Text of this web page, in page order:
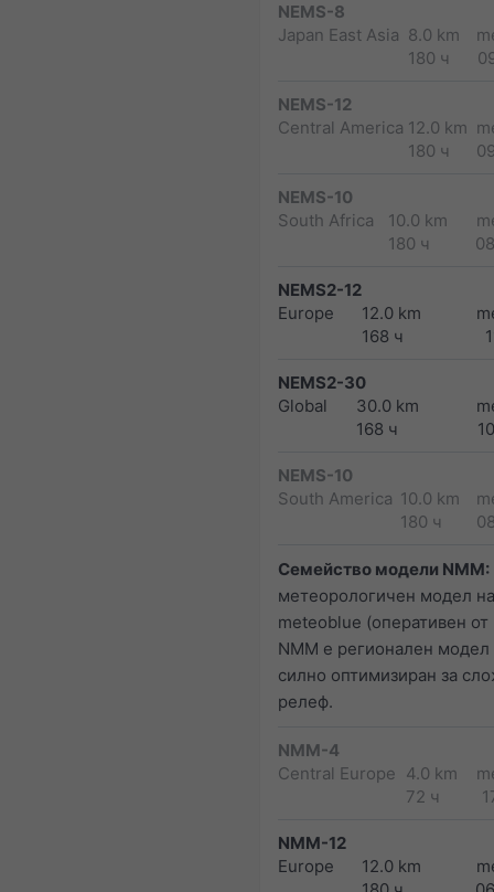
NEMS-8
Japan East Asia 8.0 km
180 ч
NEMS-12
Central America 12.0 km
180 ч
NEMS-10
South Africa
10.0 km
180 ч
NEMS2-12
Europe
12.0 km
168 ч
NEMS2-30
Global
30.0 km
168 ч
NEMS-10
South America 10.0 km
180 ч
Семейство модели NMM:
метеорологичен модел на
meteoblue (оперативен от
NMM е регионален модел
силно оптимизиран за
релеф.
NMM-4
Central Europe 4.0 km
72 ч
NMM-12
Europe
12.0 km